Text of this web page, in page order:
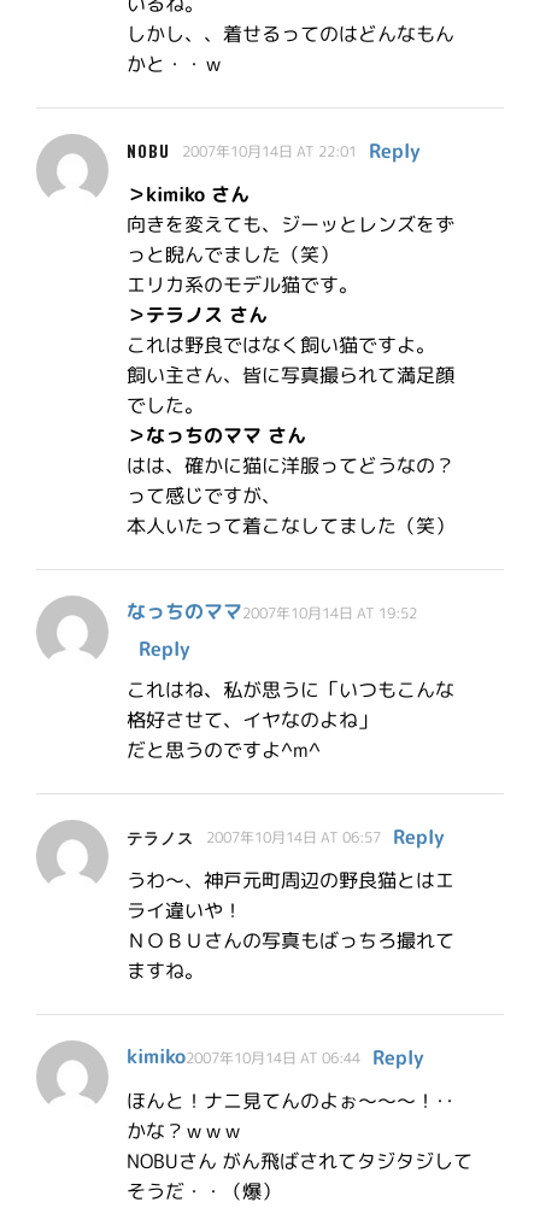
しかし、、着せるってのはどんなもん
かと・・ｗ
NOBU 2007年10月14日 AT 22:01
Reply
＞kimiko さん
向きを変えても、ジーッとレンズをず
っと睨んでました（笑）
エリカ系のモデル猫です。
＞テラノス さん
これは野良ではなく飼い猫ですよ。
飼い主さん、皆に写真撮られて満足顔
でした。
＞なっちのママ さん
はは、確かに猫に洋服ってどうなの？
って感じですが、
本人いたって着こなしてました（笑）
なっちのママ2007年10月14日 AT 19:52
Reply
これはね、私が思うに「いつもこんな
格好させて、イヤなのよね」
だと思うのですよ^m^
テラノス 2007年10月14日 AT 06:57
Reply
うわ～、神戸元町周辺の野良猫とはエ
ライ違いや！
ＮＯＢＵさんの写真もばっちろ撮れて
ますね。
kimiko2007年10月14日 AT 06:44
Reply
ほんと！ナニ見てんのよぉ〜〜〜！･･
かな？ｗｗｗ
NOBUさん がん飛ばされてタジタジして
そうだ・・（爆）